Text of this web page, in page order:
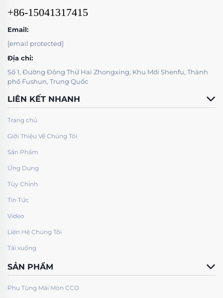
+86-15041317415
Email:
[email protected]
Địa chỉ:
Số 1, Đường Đông Thứ Hai Zhongxing, Khu Mới Shenfu, Thành
phố Fushun, Trung Quốc
LIÊN KẾT NHANH
Trang chủ
Giới Thiệu Về Chúng Tôi
Sản Phẩm
Ứng Dụng
Tùy Chỉnh
Tin Tức
Video
Liên Hệ Chúng Tôi
Tải xuống
SẢN PHẨM
Phụ Tùng Mài Mòn CCO